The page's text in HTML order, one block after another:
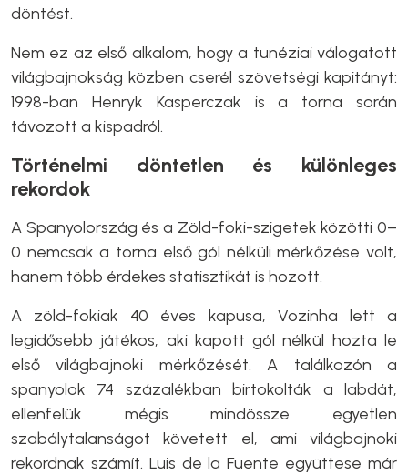
döntést.
Nem ez az első alkalom, hogy a tunéziai válogatott
világbajnokság közben cserél szövetségi kapitányt:
1998-ban Henryk Kasperczak is a torna során
távozott a kispadról.
Történelmi döntetlen és különleges
rekordok
A Spanyolország és a Zöld-foki-szigetek közötti 0–
0 nemcsak a torna első gól nélküli mérkőzése volt,
hanem több érdekes statisztikát is hozott.
A zöld-fokiak 40 éves kapusa, Vozinha lett a
legidősebb játékos, aki kapott gól nélkül hozta le
első világbajnoki mérkőzését. A találkozón a
spanyolok 74 százalékban birtokolták a labdát,
ellenfelük mégis mindössze egyetlen
szabálytalanságot követett el, ami világbajnoki
rekordnak számít. Luis de la Fuente együttese már